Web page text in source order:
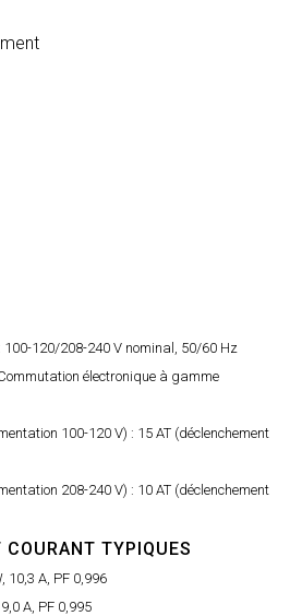
100-120/208-240 V nominal, 50/60 Hz
électronique à gamme
100-120 V) : 15 AT (déclenchement
208-240 V) : 10 AT (déclenchement
COURANT TYPIQUES
10,3 A, PF 0,996
A, PF 0,995